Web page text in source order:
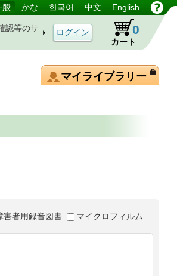
般 かな 한국어 中文 English
認等のサ
カート
0
マイライブラリー
害者用録音図書 マイクロフィルム